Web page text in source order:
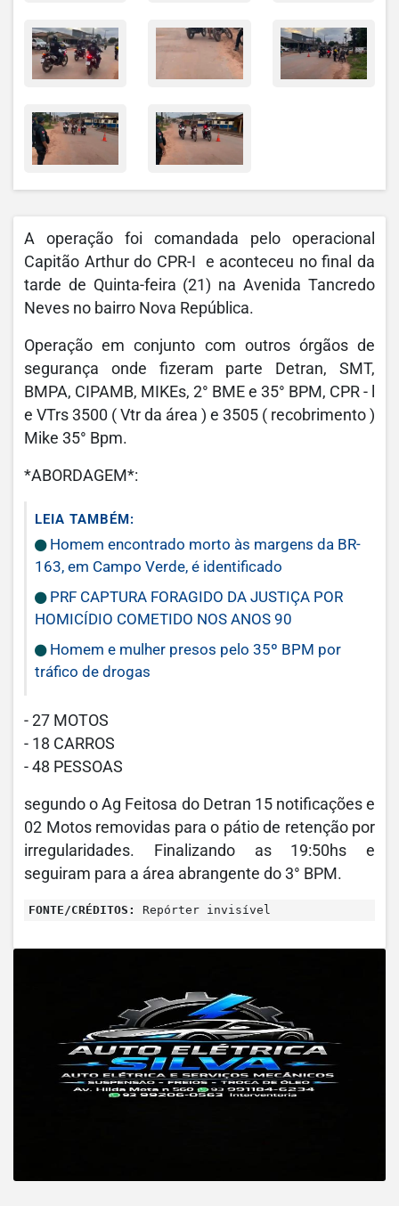
A operação foi comandada pelo operacional
Capitão Arthur do CPR-I e aconteceu no final da
tarde de Quinta-feira (21) na Avenida Tancredo
Neves no bairro Nova República.
Operação em conjunto com outros órgãos de
segurança onde fizeram parte Detran, SMT,
BMPA, CIPAMB, MIKEs, 2° BME e 35° BPM, CPR - l
e VTrs 3500 ( Vtr da área ) e 3505 ( recobrimento )
Mike 35° Bpm.
*ABORDAGEM*:
LEIA TAMBÉM:
Homem encontrado morto às margens da BR-
163, em Campo Verde, é identificado
PRF CAPTURA FORAGIDO DA JUSTIÇA POR
HOMICÍDIO COMETIDO NOS ANOS 90
Homem e mulher presos pelo 35º BPM por
tráfico de drogas
- 27 MOTOS
- 18 CARROS
- 48 PESSOAS
segundo o Ag Feitosa do Detran 15 notificações e
02 Motos removidas para o pátio de retenção por
irregularidades. Finalizando as 19:50hs e
seguiram para a área abrangente do 3° BPM.
FONTE/CRÉDITOS: Repórter invisível